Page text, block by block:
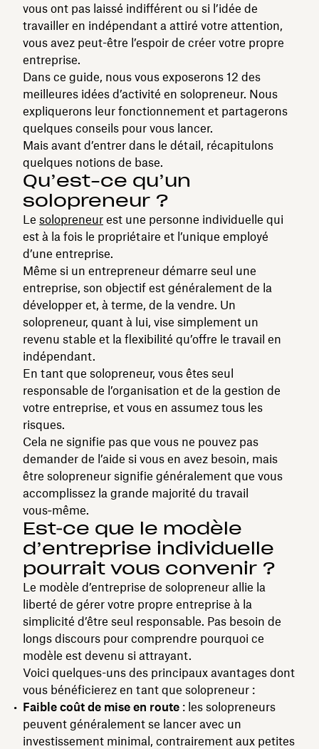
vous ont pas laissé indifférent ou si l’idée de
travailler en indépendant a attiré votre attention,
vous avez peut-être l’espoir de créer votre propre
entreprise.
Dans ce guide, nous vous exposerons 12 des
meilleures idées d’activité en solopreneur. Nous
expliquerons leur fonctionnement et partagerons
quelques conseils pour vous lancer.
Mais avant d’entrer dans le détail, récapitulons
quelques notions de base.
Qu’est-ce qu’un
solopreneur ?
Le solopreneur est une personne individuelle qui
est à la fois le propriétaire et l’unique employé
d’une entreprise.
Même si un entrepreneur démarre seul une
entreprise, son objectif est généralement de la
développer et, à terme, de la vendre. Un
solopreneur, quant à lui, vise simplement un
revenu stable et la flexibilité qu’offre le travail en
indépendant.
En tant que solopreneur, vous êtes seul
responsable de l’organisation et de la gestion de
votre entreprise, et vous en assumez tous les
risques.
Cela ne signifie pas que vous ne pouvez pas
demander de l’aide si vous en avez besoin, mais
être solopreneur signifie généralement que vous
accomplissez la grande majorité du travail
vous‑même.
Est‑ce que le modèle
d’entreprise individuelle
pourrait vous convenir ?
Le modèle d’entreprise de solopreneur allie la
liberté de gérer votre propre entreprise à la
simplicité d’être seul responsable. Pas besoin de
longs discours pour comprendre pourquoi ce
modèle est devenu si attrayant.
Voici quelques-uns des principaux avantages dont
vous bénéficierez en tant que solopreneur :
Faible coût de mise en route : les solopreneurs
peuvent généralement se lancer avec un
investissement minimal, contrairement aux petites